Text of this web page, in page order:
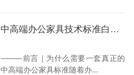
中高端办公家具技术标准白皮书 —— OMNI-5五维工艺技术标准体系
⸻前言｜为什么需要一套真正的
中高端办公家具标准随着办...